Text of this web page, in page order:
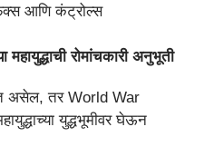
आणि कंट्रोल्स
महायुद्धाची रोमांचकारी अनुभूती
असेल, तर World War
युद्धभूमीवर घेऊन